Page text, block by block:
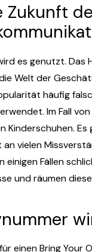
Zukunft
es genutzt.
Welt der
häufig
Im Fall
Kinderschuhen.
vielen
einigen Fällen
und räumen
einen Bring Your